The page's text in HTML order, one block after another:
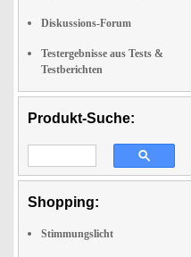
Diskussions-Forum
Testergebnisse aus Tests &
Testberichten
Produkt-Suche:
Shopping:
Stimmungslicht